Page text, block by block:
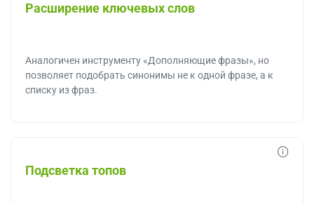
Расширение ключевых слов
Аналогичен инструменту «Дополняющие фразы», но
позволяет подобрать синонимы не к одной фразе, а к
списку из фраз.
Подсветка топов